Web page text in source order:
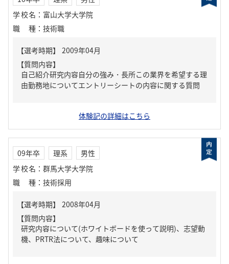
学校名 ： 富山大学大学院
職種 ： 技術職
【質問内容】
自己紹介研究内容自分の強み・長所この業界を希望する理
由勤務地についてエントリーシートの内容に関する質問
体験記の詳細はこちら
09年卒 理系
男性
学校名 ： 群馬大学大学院
職種 ： 技術採用
【質問内容】
研究内容について(ホワイトボードを使って説明)、志望動
機、PRTR法について、趣味について